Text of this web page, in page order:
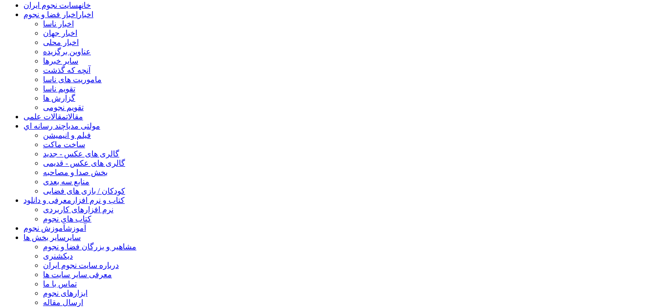
خانهسایت نجوم ایران
اخبار اخبار فضا و نجوم
اخبار ناسا
اخبار جهان
اخبار محلی
عناوین برگزیده
سایر خبرها
آنچه که گذشت
ماموریت های ناسا
تقویم ناسا
گزارش ها
تقویم نجومی
مقالاتمقالات علمی
مولتی مدیاچند رسانه اي
فیلم و انیمیشن
ساخت ماکت
گالری های عکس - جدید
گالری های عکس - قدیمی
بخش صدا و مصاحبه
منابع سه بعدی
کودکان / بازی های فضایی
کتاب و نرم افزار معرفی و دانلود
نرم افزارهای کاربردی
کتاب های نجوم
آموزشآموزش نجوم
سایر سایر بخش ها
مشاهیر و بزرگان فضا و نجوم
دیکشنری
درباره سایت نجوم ایران
معرفی سایر سایت ها
تماس با ما
ابزارهای نجوم
ارسال مقاله